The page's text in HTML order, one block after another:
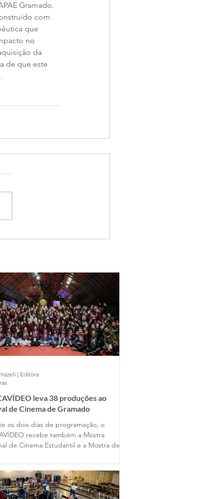
Gramado.
com
que
no
da
de que este
leva 38 produções ao
de Cinema de Gramado
os dois dias de programação, o
recebe também a Mostra
de Cinema Estudantil e a Mostra de
estados do país ao lado dos
dos alunos gramadenses.
| Editora